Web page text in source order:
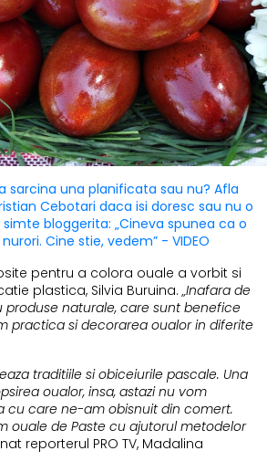
sarcina una planificata sau nu? Afla
Cebotari daca isi doresc sau nu o
bloggerita: „Cineva spunea ca o
Cine stie, vedem” - VIDEO
pentru a colora ouale a vorbit si
plastica, Silvia Buruina.„Inafara de
naturale, care sunt benefice
practica si decorarea oualor in diferite
traditiile si obiceiurile pascale. Una
oualor, insa, astazi nu vom
cu care ne-am obisnuit din comert.
ouale de Paste cu ajutorul metodelor
reporterul PRO TV, Madalina